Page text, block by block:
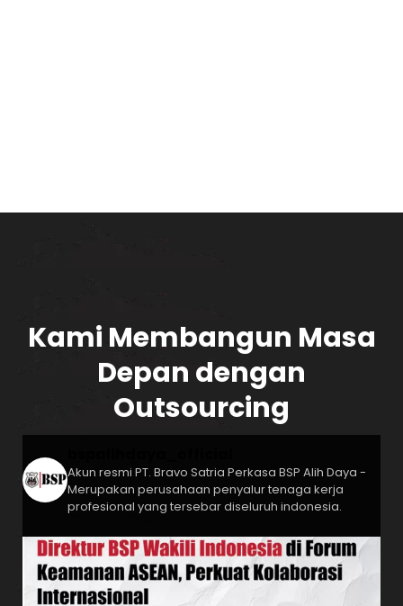
Kami Membangun Masa
Depan dengan
Outsourcing
Akun resmi PT. Bravo Satria Perkasa BSP Alih Daya -
Merupakan perusahaan penyalur tenaga kerja
profesional yang tersebar diseluruh indonesia.